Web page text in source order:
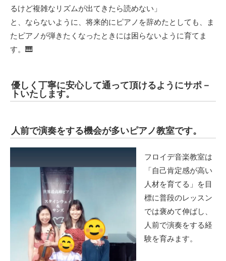
るけど複雑なリズムが出てきたら読めない」
と、ならないように、将来的にピアノを辞めたとしても、ま
たピアノが弾きたくなったときには困らないように育てま
す。🎹
優しく丁寧に安心して通って頂けるようにサポ－
トいたします。
人前で演奏をする機会が多いピアノ教室です。
フロイデ音楽教室は
「自己肯定感が高い
人材を育てる」を目
標に普段のレッスン
では褒めて伸ばし、
人前で演奏をする経
験を育みます。